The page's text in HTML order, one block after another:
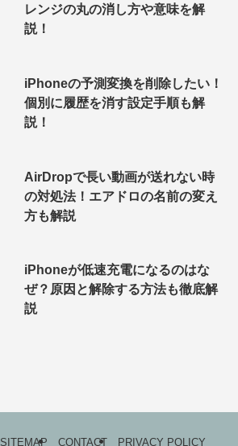
レンジの丸の消し方や意味を解
説！
iPhoneの予測変換を削除したい！
個別に履歴を消す設定手順も解
説！
AirDropで長い動画が送れない時
の対処法！エアドロの名前の変え
方も解説
iPhoneが低速充電になるのはな
ぜ？原因と解除する方法も徹底解
説
SITEMAP CONTACT PRIVACY POLICY